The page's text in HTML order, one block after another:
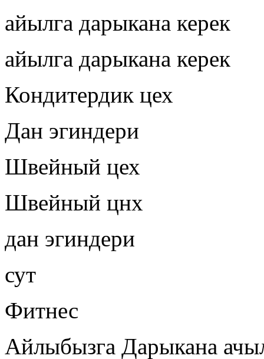
айылга дарыкана керек
айылга дарыкана керек
Кондитердик цех
Дан эгиндери
Швейный цех
Швейный цнх
дан эгиндери
сут
Фитнес
Айлыбызга Дарыкана